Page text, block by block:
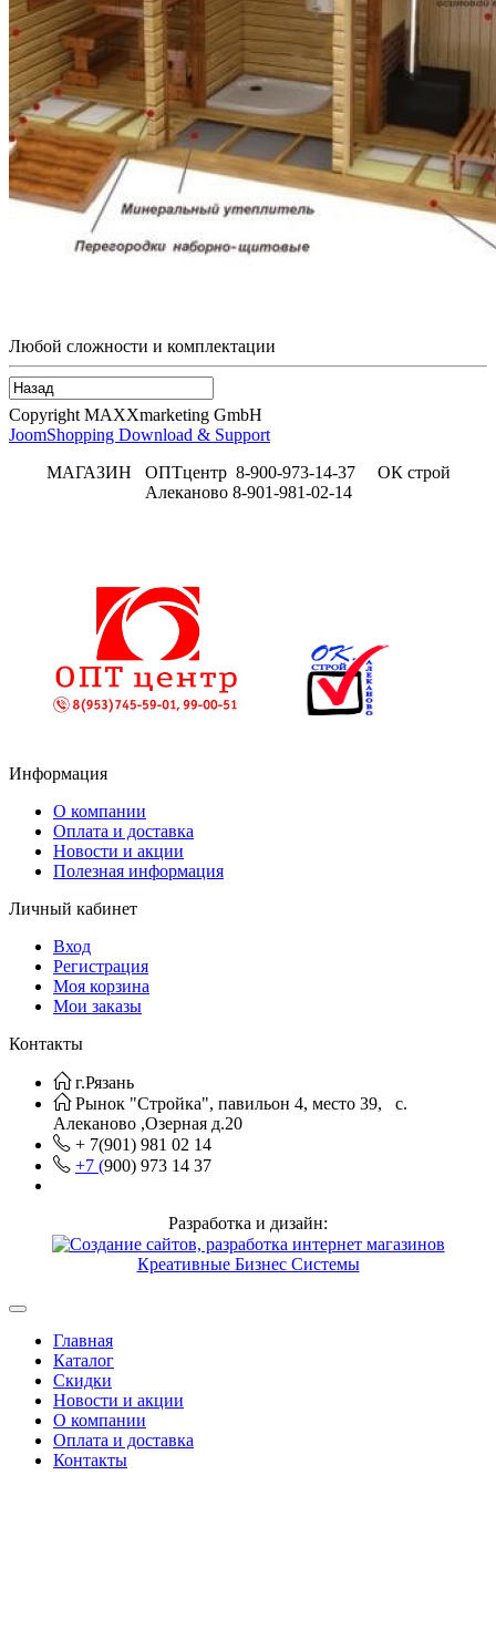
Любой сложности и комплектации
Copyright MAXXmarketing GmbH
JoomShopping Download & Support
МАГАЗИН ОПТцентр 8-900-973-14-37 ОК строй
Алеканово 8-901-981-02-14
Информация
О компании
Оплата и доставка
Новости и акции
Полезная информация
Личный кабинет
Вход
Регистрация
Моя корзина
Мои заказы
Контакты
г.Рязань
Рынок "Стройка", павильон 4, место 39, с.
Алеканово ,Озерная д.20
+ 7(901) 981 02 14
+7 (900) 973 14 37
Разработка и дизайн:
Креативные Бизнес Системы
Главная
Каталог
Скидки
Новости и акции
О компании
Оплата и доставка
Контакты